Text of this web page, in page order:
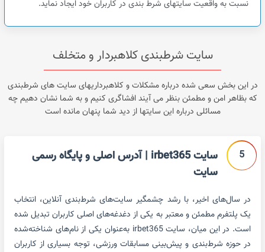
نسبت به واقعیت سایتهای شرط بندی در کاربران خود ایجاد نماید.
سایت شرطبندی کلاهبردار و متخلف
در این بخش سعی شده درباره مشکلات و کلاهبرداریهای سایت های شرطبندی
که بظاهر امن و مطمئن بنظر می آیند افشاگری کنیم و به شما نشان دهیم چه
مسائلی درباره این سایتها از دید شما پنهان مانده است
5
سایت irbet365 | آدرس اصلی و پایگاه رسمی
سایت
در سال‌های اخیر، با رشد چشمگیر سایت‌های شرط‌بندی آنلاین، انتخاب
یک پلتفرم مطمئن و معتبر به یکی از دغدغه‌های اصلی کاربران تبدیل شده
است. در این میان، سایت irbet365 به‌عنوان یکی از نام‌های شناخته‌شده
در حوزه شرط‌بندی و پیش‌بینی مسابقات ورزشی، توجه بسیاری از کاربران